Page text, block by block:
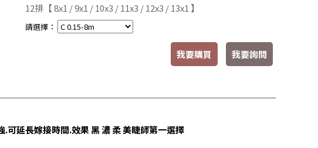
12排【 8x1 / 9x1 / 10x3 / 11x3 / 12x3 / 13x1 】
請選擇：
我要購買 我要詢問
可延長嫁接時間.效果 黑 濃 柔 美睫師第一選擇